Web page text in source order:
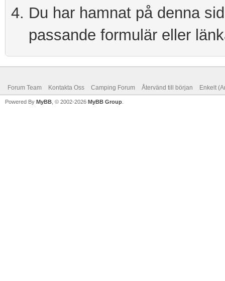
Du har hamnat på denna
passande formulär eller
Forum Team Kontakta Oss Camping Forum Återvänd till början Enkelt
Powered By MyBB , © 2002-2026 MyBB Group